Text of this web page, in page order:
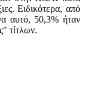
Ειδικότερα, από
αυτό, 50,3% ήταν
τίτλων.